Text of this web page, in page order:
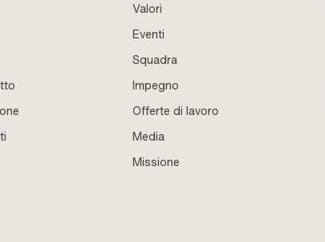
Valori
Eventi
Squadra
Impegno
Offerte di lavoro
Media
Missione